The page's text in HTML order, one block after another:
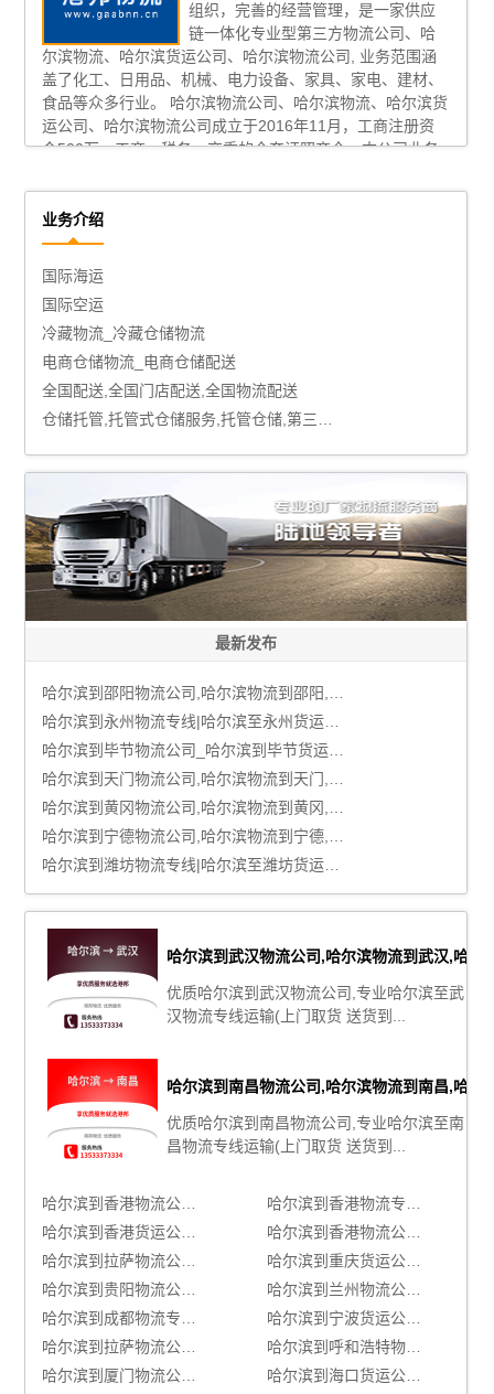
组织，完善的经营管理，是一家供应
链一体化专业型第三方物流公司、哈
尔滨物流、哈尔滨货运公司、哈尔滨物流公司, 业务范围涵
盖了化工、日用品、机械、电力设备、家具、家电、建材、
食品等众多行业。 哈尔滨物流公司、哈尔滨物流、哈尔滨货
运公司、哈尔滨物流公司成立于2016年11月，工商注册资
金500万，工商、税务、交委的全套证照齐全。本公司业务
发整车，既快又便宜。安全、快 捷、可靠、认真、快速、守
信—是哈尔滨公司经营的宗旨。
业务介绍
国际海运
国际空运
冷藏物流_冷藏仓储物流
电商仓储物流_电商仓储配送
全国配送,全国门店配送,全国物流配送
仓储托管,托管式仓储服务,托管仓储,第三方仓储托管
最新发布
哈尔滨到邵阳物流公司,哈尔滨物流到邵阳,哈尔滨至邵阳物流专线
哈尔滨到永州物流专线|哈尔滨至永州货运公司
哈尔滨到毕节物流公司_哈尔滨到毕节货运_哈尔滨至毕节物流专线
哈尔滨到天门物流公司,哈尔滨物流到天门,哈尔滨至天门物流专线
哈尔滨到黄冈物流公司,哈尔滨物流到黄冈,哈尔滨至黄冈物流专线
哈尔滨到宁德物流公司,哈尔滨物流到宁德,哈尔滨至宁德物流专线
哈尔滨到潍坊物流专线|哈尔滨至潍坊货运公司
哈尔滨到武汉物流公司,哈尔滨物流到武汉,哈尔
优质哈尔滨到武汉物流公司,专业哈尔滨至武
汉物流专线运输(上门取货 送货到...
哈尔滨到南昌物流公司,哈尔滨物流到南昌,哈尔
优质哈尔滨到南昌物流公司,专业哈尔滨至南
昌物流专线运输(上门取货 送货到...
哈尔滨到香港物流公司,哈尔滨物流到香港,哈尔滨至香港物流专线
哈尔滨到香港物流专线|哈尔滨至香港货运公司
哈尔滨到香港货运公司|哈尔滨到香港货运专线
哈尔滨到香港物流公司_哈尔滨到香港货运_哈尔滨至香港物流专线
哈尔滨到拉萨物流公司,哈尔滨物流到拉萨,哈尔滨至拉萨物流专线
哈尔滨到重庆货运公司_哈尔滨到重庆货运专线
哈尔滨到贵阳物流公司_哈尔滨到贵阳货运_哈尔滨至贵阳物流专线
哈尔滨到兰州物流公司_哈尔滨到兰州货运_哈尔滨至兰州物流专线
哈尔滨到成都物流专线|哈尔滨至成都货运公司
哈尔滨到宁波货运公司|哈尔滨到宁波货运专线
哈尔滨到拉萨物流公司_哈尔滨到拉萨货运_哈尔滨至拉萨物流专线
哈尔滨到呼和浩特物流专线|哈尔滨至呼和浩特货运公司
哈尔滨到厦门物流公司_哈尔滨到厦门货运_哈尔滨至厦门物流专线
哈尔滨到海口货运公司|哈尔滨到海口货运专线